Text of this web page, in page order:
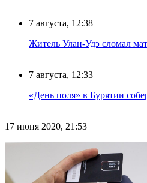
7 августа, 12:38
Житель Улан-Удэ сломал
7 августа, 12:33
«День поля» в Бурятии
17 июня 2020, 21:53